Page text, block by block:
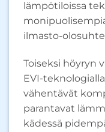
lämpötiloissa
ilmasto-
Toiseksi höyryn
EVI-
vähentävät
parantavat
kädessä